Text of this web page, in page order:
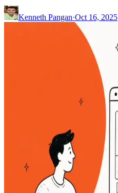
Kenneth Pangan·Oct 16, 2025